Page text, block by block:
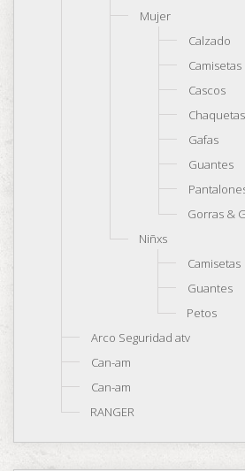
Mujer
Calzado
Camisetas
Cascos
Chaquetas
Gafas
Guantes
Gorras &
Niñxs
Camisetas
Guantes
Petos
Arco Seguridad atv
Can-am
Can-am
RANGER